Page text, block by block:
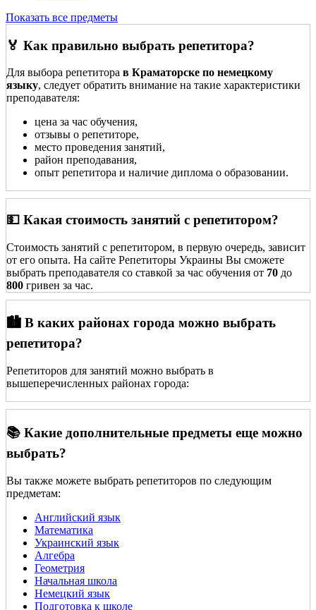
Показать все предметы
🏅 Как правильно выбрать репетитора?
Для выбора репетитора в Краматорске по немецкому
языку, следует обратить внимание на такие характеристики
преподавателя:
цена за час обучения,
отзывы о репетиторе,
место проведения занятий,
район преподавания,
опыт репетитора и наличие диплома о образовании.
💵 Какая стоимость занятий с репетитором?
Стоимость занятий с репетитором, в первую очередь, зависит
от его опыта. На сайте Репетиторы Украины Вы сможете
выбрать преподавателя со ставкой за час обучения от 70 до
800 гривен за час.
🏙️ В каких районах города можно выбрать
репетитора?
Репетиторов для занятий можно выбрать в
вышеперечисленных районах города:
📚 Какие дополнительные предметы еще можно
выбрать?
Вы также можете выбрать репетиторов по следующим
предметам:
Английский язык
Математика
Украинский язык
Алгебра
Геометрия
Начальная школа
Немецкий язык
Подготовка к школе